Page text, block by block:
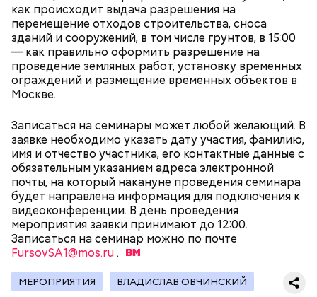
как происходит выдача разрешения на
перемещение отходов строительства, сноса
зданий и сооружений, в том числе грунтов, в 15:00
— как правильно оформить разрешение на
проведение земляных работ, установку временных
ограждений и размещение временных объектов в
Москве.
Записаться на семинары может любой желающий. В
заявке необходимо указать дату участия, фамилию,
имя и отчество участника, его контактные данные с
обязательным указанием адреса электронной
почты, на который накануне проведения семинара
будет направлена информация для подключения к
видеоконференции. В день проведения
мероприятия заявки принимают до 12:00.
Записаться на семинар можно по почте
FursovSA1@mos.ru.
МЕРОПРИЯТИЯ ВЛАДИСЛАВ ОВЧИНСКИЙ
В настоящее время велоинфраструктура «Зеленого
кольца» реализована в пяти округах города,
смогут как отдыхать, так и ездить по делам по
реализованным велополосам и велодорожкам.
Существуют несколько версий, какой именно дом
стал прототипом жилища Мастера. Но согласно
самой популярной — это подвал дома № 9, что в
Мансуровском переулке. Здесь жили друзья
Булгакова — братья Топлениновы. Писатель часто
приходил к ним в гости и работал над «Мастером и
Маргаритой».
Символом Московского зоопарка является дикий
кот — манул Тимофей. С ним можно даже немного
поиграть, конечно же, за защитным стеклом.
гостями зоопарка.
Топ-10 милых зверят, которые
появились на свет в Московском
зоопарке
Более 40 тысяч пассажиров
теплоходов принял Северный
речной вокзал в июне